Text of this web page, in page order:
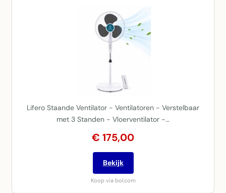
Lifero Staande Ventilator - Ventilatoren - Verstelbaar
met 3 Standen - Vloerventilator -…
€ 175,00
Bekijk
Koop via bol.com